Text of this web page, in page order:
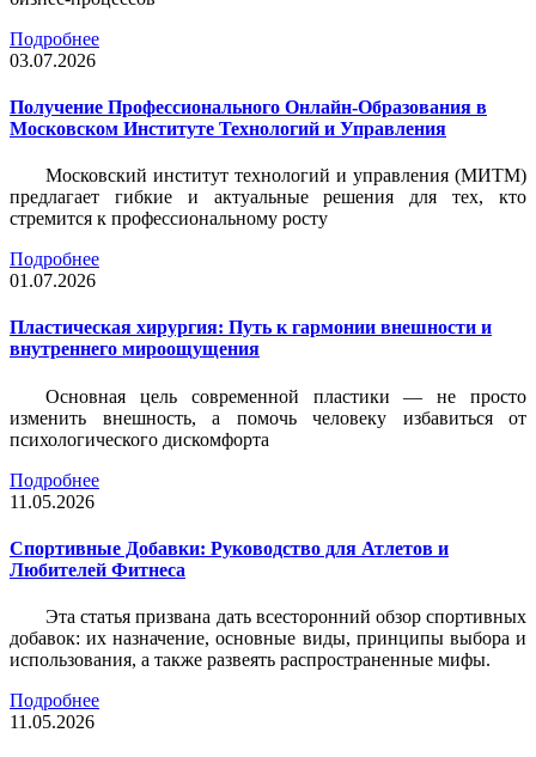
Подробнее
03.07.2026
Получение Профессионального Онлайн-Образования в
Московском Институте Технологий и Управления
Московский институт технологий и управления (МИТМ)
предлагает гибкие и актуальные решения для тех, кто
стремится к профессиональному росту
Подробнее
01.07.2026
Пластическая хирургия: Путь к гармонии внешности и
внутреннего мироощущения
Основная цель современной пластики — не просто
изменить внешность, а помочь человеку избавиться от
психологического дискомфорта
Подробнее
11.05.2026
Спортивные Добавки: Руководство для Атлетов и
Любителей Фитнеса
Эта статья призвана дать всесторонний обзор спортивных
добавок: их назначение, основные виды, принципы выбора и
использования, а также развеять распространенные мифы.
Подробнее
11.05.2026